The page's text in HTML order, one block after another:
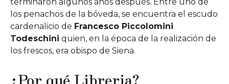
terminaron algunos años después. Entre uno de
los penachos de la bóveda, se encuentra el escudo
cardenalicio de Francesco Piccolomini
Todeschini quien, en la época de la realización de
los frescos, era obispo de Siena.
¿Por qué Libreria?